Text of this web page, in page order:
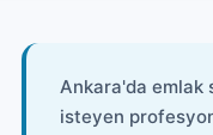
Ankara'da
isteyen